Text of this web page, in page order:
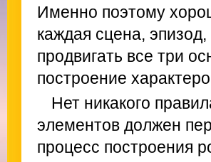
Именно поэтому
каждая сцена,
продвигать все три
построение
Нет никакого
элементов должен
процесс построения